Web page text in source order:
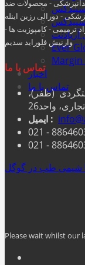
آریادنت
Ever
Margin
اخبار
تماس با ما
- محصولات ضد
- دورالی رزین اینله
ترمیمی - کامپوزیت ها -
وارنیش فلوراید سدیم
تماس با ما
(ظفر)،
ایمیل :
شیمی طب در گوگل
Please wait whilst our